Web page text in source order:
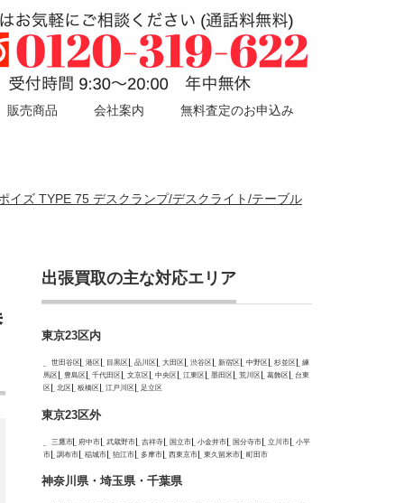
販売商品 会社案内 無料査定のお申込み
イズ TYPE 75 デスクランプ/デスクライト/テーブル
出張買取の主な対応エリア
東京23区内
世田谷区 港区 目黒区 品川区 大田区 渋谷区 新宿区 中野区 杉並区
練
馬区
豊島区 千代田区 文京区 中央区 江東区 墨田区 荒川区 葛飾区
台東
区
北区 板橋区 江戸川区 足立区
東京23区外
三鷹市 府中市 武蔵野市 吉祥寺 国立市 小金井市 国分寺市 立川市
小平
市
調布市 稲城市 狛江市 多摩市 西東京市 東久留米市 町田市
神奈川県・埼玉県・千葉県